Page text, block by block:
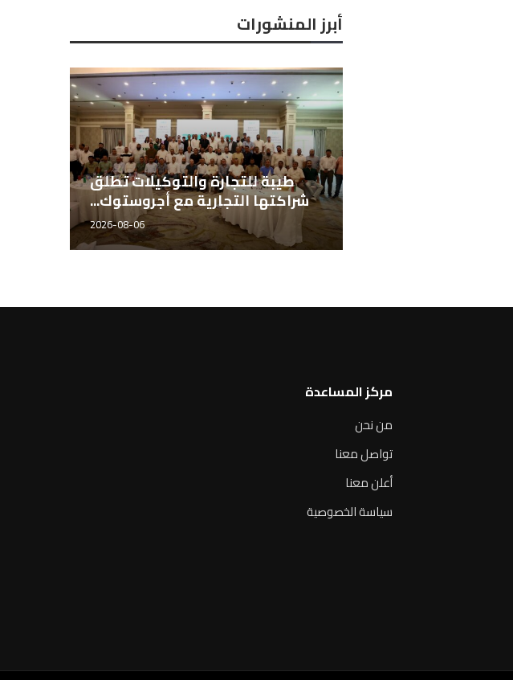
أبرز المنشورات
طيبة للتجارة
شراكتها التجارية
كبير الباحثين بـ«مصر هاي تك
الدولية للبذور» الدكتور...
2026-06-21
مركز المساعدة
من نحن
تواصل معنا
أعلن معنا
سياسة الخصوصية